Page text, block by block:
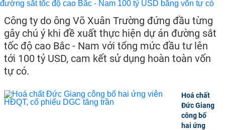
Công ty do ông Võ Xuân Trường đứng đầu từng
gây chú ý khi đề xuất thực hiện dự án đường sắt
tốc độ cao Bắc - Nam với tổng mức đầu tư lên
tới 100 tỷ USD, cam kết sử dụng hoàn toàn vốn
tự có.
Hoá chất
Đức Giang
công bố
hai ứng